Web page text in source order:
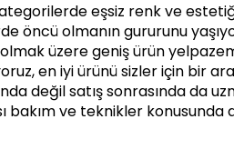
eşsiz renk ve
öncü olmanın gururunu
üzere geniş ürün
en iyi ürünü sizler için bir
değil satış sonrasında da
bakım ve teknikler